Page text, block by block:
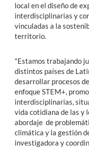
local en el diseño de
interdisciplinarias y
vinculadas a la
territorio
"Estamos trabajando
distintos países de
desarrollar procesos
enfoque STEM+,
interdisciplinarias,
vida cotidiana de las y
abordaje de
climática y la gestión
investigadora y